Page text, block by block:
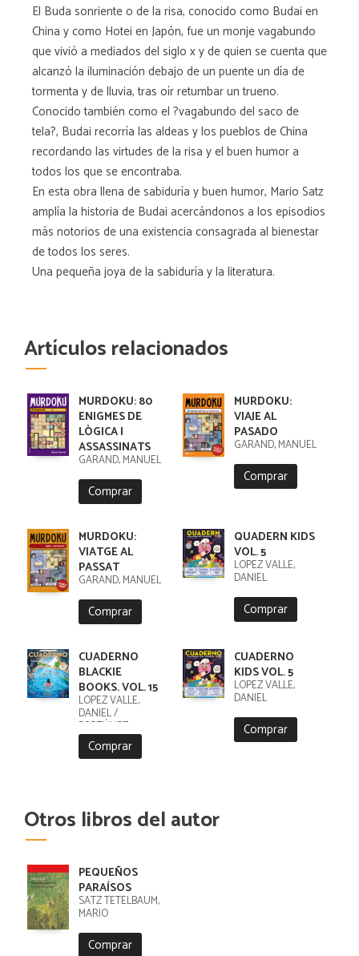
El Buda sonriente o de la risa, conocido como Budai en
China y como Hotei en Japón, fue un monje vagabundo
que vivió a mediados del siglo x y de quien se cuenta que
alcanzó la iluminación debajo de un puente un día de
tormenta y de lluvia, tras oír retumbar un trueno.
Conocido también como el ?vagabundo del saco de
tela?, Budai recorría las aldeas y los pueblos de China
recordando las virtudes de la risa y el buen humor a
todos los que se encontraba.
En esta obra llena de sabiduría y buen humor, Mario Satz
amplía la historia de Budai acercándonos a los episodios
más notorios de una existencia consagrada al bienestar
de todos los seres.
Una pequeña joya de la sabiduría y la literatura.
Artículos relacionados
MURDOKU: 80
ENIGMES DE
LÒGICA I
ASSASSINATS
GARAND, MANUEL
Comprar
MURDOKU:
VIAJE AL
PASADO
GARAND, MANUEL
Comprar
MURDOKU:
VIATGE AL
PASSAT
GARAND, MANUEL
Comprar
QUADERN KIDS
VOL. 5
LÓPEZ VALLE,
DANIEL
Comprar
CUADERNO
BLACKIE
BOOKS. VOL. 15
LÓPEZ VALLE,
DANIEL /
FORTÚNEZ,
CRISTOBAL
Comprar
CUADERNO
KIDS VOL. 5
LÓPEZ VALLE,
DANIEL
Comprar
Otros libros del autor
PEQUEÑOS
PARAÍSOS
SATZ TETELBAUM,
MARIO
Comprar